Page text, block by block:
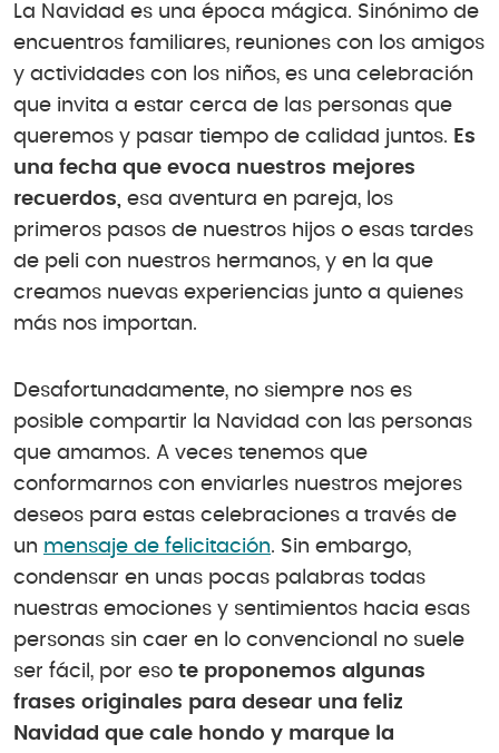
La Navidad es una época mágica. Sinónimo de
encuentros familiares, reuniones con los amigos
y actividades con los niños, es una celebración
que invita a estar cerca de las personas que
queremos y pasar tiempo de calidad juntos. Es
una fecha que evoca nuestros mejores
recuerdos, esa aventura en pareja, los
primeros pasos de nuestros hijos o esas tardes
de peli con nuestros hermanos, y en la que
creamos nuevas experiencias junto a quienes
más nos importan.
Desafortunadamente, no siempre nos es
posible compartir la Navidad con las personas
que amamos. A veces tenemos que
conformarnos con enviarles nuestros mejores
deseos para estas celebraciones a través de
un mensaje de felicitación. Sin embargo,
condensar en unas pocas palabras todas
nuestras emociones y sentimientos hacia esas
personas sin caer en lo convencional no suele
ser fácil, por eso te proponemos algunas
frases originales para desear una feliz
Navidad que cale hondo y marque la